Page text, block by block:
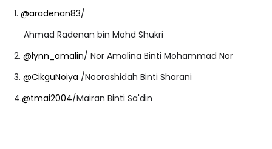
1. @aradenan83/
Ahmad Radenan bin Mohd Shukri
2. @lynn_amalin/ Nor Amalina Binti Mohammad Nor
3. @CikguNoiya /Noorashidah Binti Sharani
4.@tmai2004/Mairan Binti Sa'din